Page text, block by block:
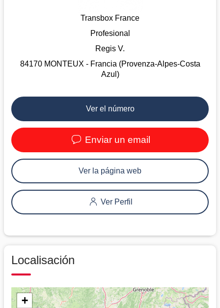
Transbox France
Profesional
Regis V.
84170 MONTEUX - Francia (Provenza-Alpes-Costa
Azul)
Ver el número
Enviar un email
Ver la página web
Ver Perfil
Localisación
+